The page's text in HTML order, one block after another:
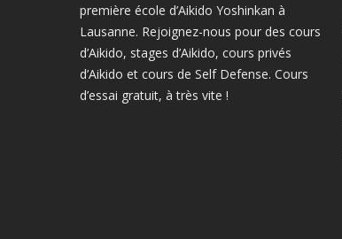
première école d’Aikido Yoshinkan à
Lausanne. Rejoignez-nous pour des cours
d’Aikido, stages d’Aikido, cours privés
d’Aikido et cours de Self Defense. Cours
d’essai gratuit, à très vite !